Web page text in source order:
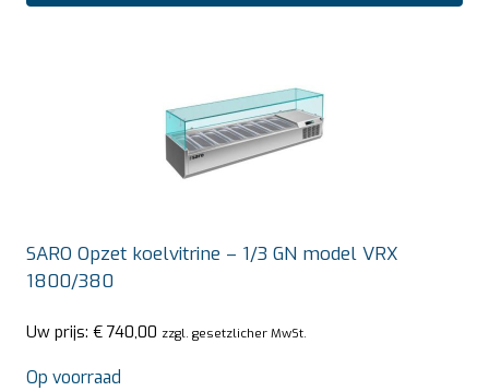
SARO Opzet koelvitrine – 1/3 GN model VRX
1800/380
Uw prijs: € 740,00 zzgl. gesetzlicher MwSt.
Op voorraad